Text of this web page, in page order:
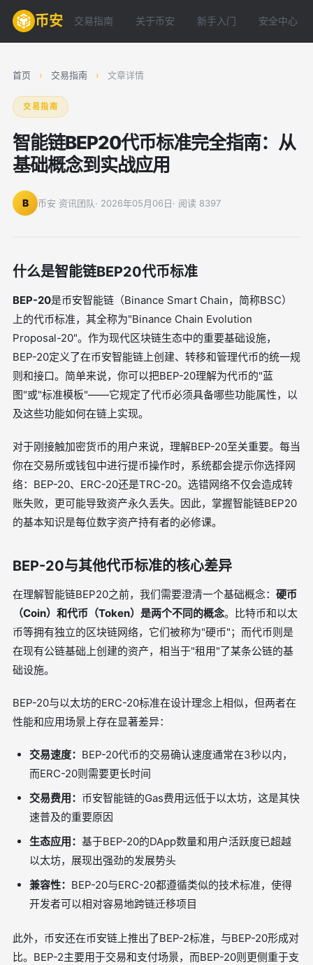
币安 交易指南 关于币安 新手入门 安全中心
首页 › 交易指南 › 文章详情
交易指南
智能链BEP20代币标准完全指南：从
基础概念到实战应用
B 币安 资讯团队· 2026年05月06日· 阅读 8397
什么是智能链BEP20代币标准
BEP-20是币安智能链（Binance Smart Chain，简称BSC）
上的代币标准，其全称为"Binance Chain Evolution
Proposal-20"。作为现代区块链生态中的重要基础设施，
BEP-20定义了在币安智能链上创建、转移和管理代币的统一规
则和接口。简单来说，你可以把BEP-20理解为代币的"蓝
图"或"标准模板"——它规定了代币必须具备哪些功能属性，以
及这些功能如何在链上实现。
对于刚接触加密货币的用户来说，理解BEP-20至关重要。每当
你在交易所或钱包中进行提币操作时，系统都会提示你选择网
络：BEP-20、ERC-20还是TRC-20。选错网络不仅会造成转
账失败，更可能导致资产永久丢失。因此，掌握智能链BEP20
的基本知识是每位数字资产持有者的必修课。
BEP-20与其他代币标准的核心差异
在理解智能链BEP20之前，我们需要澄清一个基础概念： 硬币
（Coin）和代币（Token）是两个不同的概念。比特币和以太
币等拥有独立的区块链网络，它们被称为"硬币"；而代币则是
在现有公链基础上创建的资产，相当于"租用"了某条公链的基
础设施。
BEP-20与以太坊的ERC-20标准在设计理念上相似，但两者在
性能和应用场景上存在显著差异：
交易速度： BEP-20代币的交易确认速度通常在3秒以内，
而ERC-20则需要更长时间
交易费用： 币安智能链的Gas费用远低于以太坊，这是其快
速普及的重要原因
生态应用： 基于BEP-20的DApp数量和用户活跃度已超越
以太坊，展现出强劲的发展势头
兼容性： BEP-20与ERC-20都遵循类似的技术标准，使得
开发者可以相对容易地跨链迁移项目
此外，币安还在币安链上推出了BEP-2标准，与BEP-20形成对
比。BEP-2主要用于交易和支付场景，而BEP-20则更侧重于支